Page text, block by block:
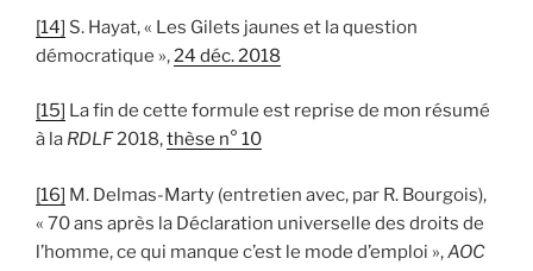
[14] S. Hayat, « Les Gilets jaunes et la question
démocratique »,24 déc. 2018
[15] La fin de cette formule est reprise de mon résumé
à la RDLF2018,thèse n° 10
[16] M. Delmas-Marty (entretien avec, par R. Bourgois),
« 70 ans après la Déclaration universelle des droits de
l’homme, ce qui manque c’est le mode d’emploi »,AOC